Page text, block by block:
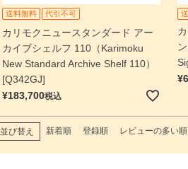
送料無料 代引不可
カリモクニュースタンダード アー
カイブシェルフ 110（Karimoku
New Standard Archive Shelf 110）
[Q342GJ]
¥183,700税込
¥
並び替え 新着順 登録順 レビューの多い順